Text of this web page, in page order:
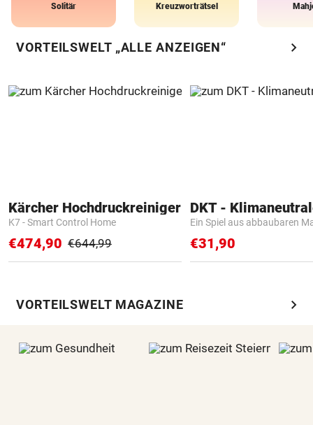
Solitär Kreuzworträtsel
VORTEILSWELT „ALLE ANZEIGEN“ chevron_right
Kärcher Hochdruckreiniger
K7 - Smart Control Home
€474,90 €644,99
Ein Spiel aus abbaubaren
€31,90
VORTEILSWELT MAGAZINE chevron_right